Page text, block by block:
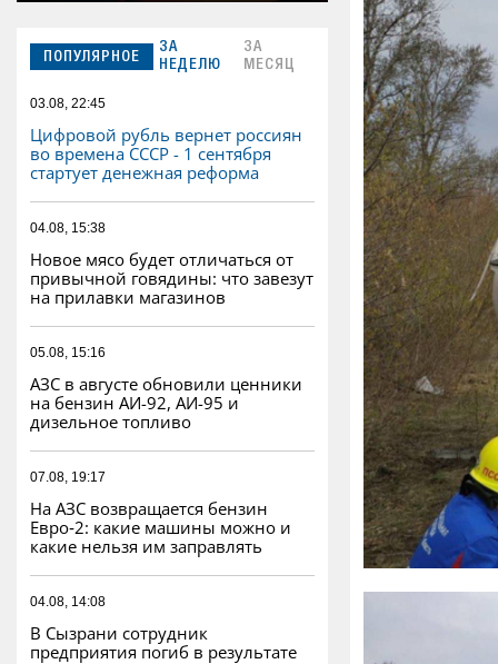
ПОПУЛЯРНОЕ
ЗА
НЕДЕЛЮ
ЗА
МЕСЯЦ
03.08, 22:45
Цифровой рубль вернет россиян
во времена СССР - 1 сентября
стартует денежная реформа
04.08, 15:38
Новое мясо будет отличаться от
привычной говядины: что завезут
на прилавки магазинов
05.08, 15:16
АЗС в августе обновили ценники
на бензин АИ-92, АИ-95 и
дизельное топливо
07.08, 19:17
На АЗС возвращается бензин
Евро‑2: какие машины можно и
какие нельзя им заправлять
04.08, 14:08
В Сызрани сотрудник
предприятия погиб в результате